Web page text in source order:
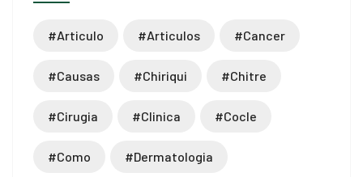
#articulo #articulos #cancer
#causas #chiriqui #chitre
#cirugia #clinica #cocle
#como #dermatologia